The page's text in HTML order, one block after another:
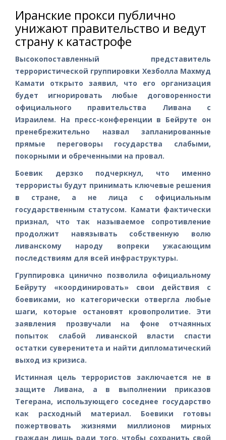
Иранские прокси публично
унижают правительство и ведут
страну к катастрофе
Высокопоставленный представитель
террористической группировки Хезболла Махмуд
Камати открыто заявил, что его организация
будет игнорировать любые договоренности
официального правительства Ливана с
Израилем. На пресс-конференции в Бейруте он
пренебрежительно назвал запланированные
прямые переговоры государства слабыми,
покорными и обреченными на провал.
Боевик дерзко подчеркнул, что именно
террористы будут принимать ключевые решения
в стране, а не лица с официальным
государственным статусом. Камати фактически
признал, что так называемое сопротивление
продолжит навязывать собственную волю
ливанскому народу вопреки ужасающим
последствиям для всей инфраструктуры.
Группировка цинично позволила официальному
Бейруту «координировать» свои действия с
боевиками, но категорически отвергла любые
шаги, которые остановят кровопролитие. Эти
заявления прозвучали на фоне отчаянных
попыток слабой ливанской власти спасти
остатки суверенитета и найти дипломатический
выход из кризиса.
Истинная цель террористов заключается не в
защите Ливана, а в выполнении приказов
Тегерана, использующего соседнее государство
как расходный материал. Боевики готовы
пожертвовать жизнями миллионов мирных
граждан лишь ради того, чтобы сохранить свой